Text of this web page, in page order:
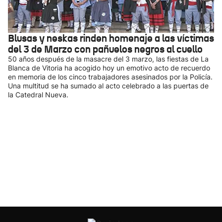
Blusas y neskas rinden homenaje a las víctimas
del 3 de Marzo con pañuelos negros al cuello
50 años después de la masacre del 3 marzo, las fiestas de La
Blanca de Vitoria ha acogido hoy un emotivo acto de recuerdo
en memoria de los cinco trabajadores asesinados por la Policía.
Una multitud se ha sumado al acto celebrado a las puertas de
la Catedral Nueva.